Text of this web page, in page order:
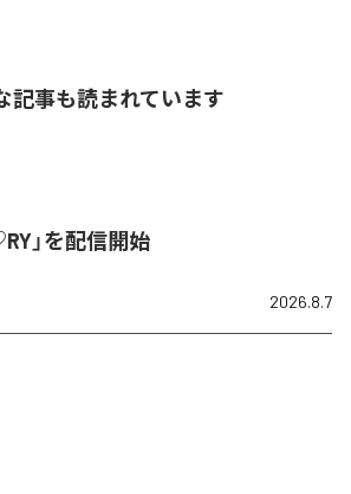
記事も読まれています
」を配信開始
2026.8.7